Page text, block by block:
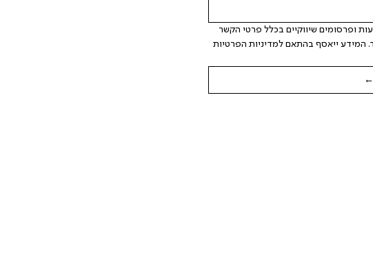
אני מאשר/ת ומסכימ/ה לקבלת דיוור ישיר, הודעות ופרסומים שיווקיים בכלל פרטי הקשר
המצויים בידי החברה ובכלל זה דוא"ל SMS ועוד. המידע ייאסף בהתאם למדיניות הפרטיות